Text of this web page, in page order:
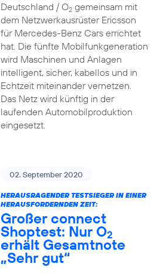
Deutschland / O2gemeinsam mit
dem Netzwerkausrüster Ericsson
für Mercedes-Benz Cars errichtet
hat. Die fünfte Mobilfunkgeneration
wird Maschinen und Anlagen
intelligent, sicher, kabellos und in
Echtzeit miteinander vernetzen.
Das Netz wird künftig in der
laufenden Automobilproduktion
eingesetzt.
02. September 2020
HERAUSRAGENDER TESTSIEGER IN EINER
HERAUSFORDERNDEN ZEIT:
Großer connect
Shoptest: Nur O2
erhält Gesamtnote
„Sehr gut“